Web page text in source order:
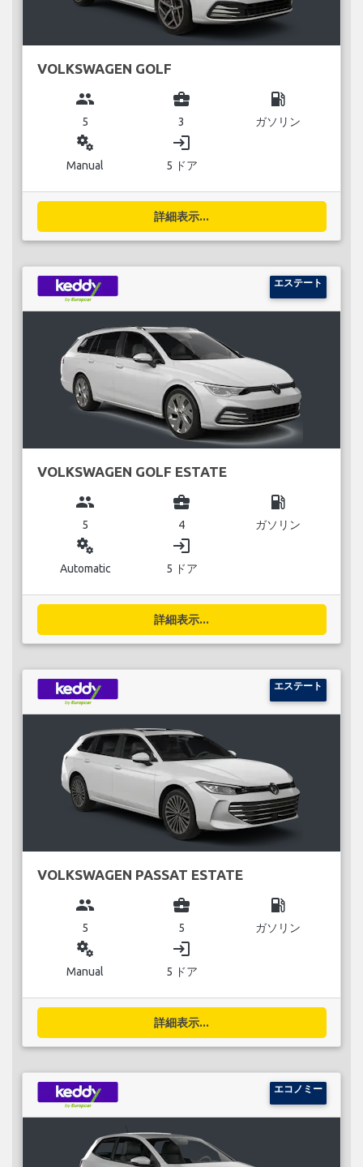
VOLKSWAGEN GOLF
group
5
business_center
3
local_gas_station
ガソリン
miscellaneous_services
Manual
login
5 ドア
詳細表示...
エステート
VOLKSWAGEN GOLF ESTATE
group
5
business_center
4
local_gas_station
ガソリン
miscellaneous_services
Automatic
login
5 ドア
詳細表示...
エステート
VOLKSWAGEN PASSAT ESTATE
group
5
business_center
5
local_gas_station
ガソリン
miscellaneous_services
Manual
login
5 ドア
詳細表示...
エコノミー